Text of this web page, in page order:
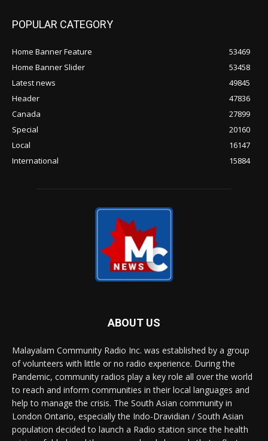
POPULAR CATEGORY
Home Banner Feature
53469
Home Banner Slider
53458
Latest news
49845
Header
47836
Canada
27899
Special
20160
Local
16147
International
15884
ABOUT US
Malayalam Community Radio Inc. was established by a group
of volunteers with little or no radio experience. During the
Pandemic, community radios play a key role all over the world
to reach and inform communities in their local languages and
help to manage the crisis. The South Asian community in
London Ontario, especially the Indo-Dravidian / South Asian
population decided to launch a Radio station since the health